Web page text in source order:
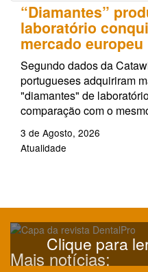
“Diamantes”
laboratório
mercado europeu
Segundo dados da
portugueses adquiriram
"diamantes" de
comparação com o
3 de Agosto, 2026
Atualidade
Clique para
Mais notícias: